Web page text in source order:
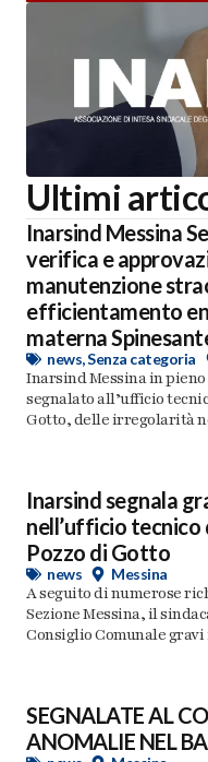
Ultimi
Inarsind Messina
verifica e
manutenzione
efficientamento
materna
news,Senza categoria
Inarsind Messina in
segnalato all’ufficio
Gotto, delle irregolarità
Inarsind segnala
nell’ufficio tecnico
Pozzo di Gotto
news Messina
A seguito di numerose
Sezione Messina, il
Consiglio Comunale
SEGNALATE AL
ANOMALIE NEL